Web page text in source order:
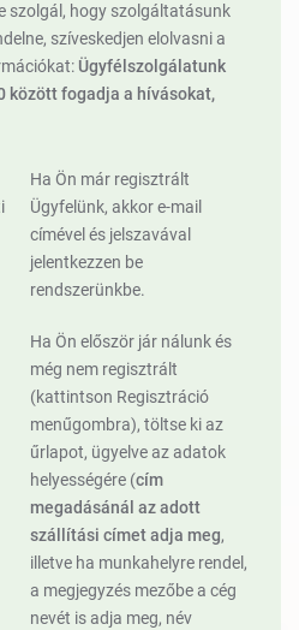
szolgál, hogy szolgáltatásunk
szíveskedjen elolvasni a
Ügyfélszolgálatunk
között fogadja a hívásokat,
Ha Ön már regisztrált
Ügyfelünk, akkor e-mail
címével és jelszavával
jelentkezzen be
rendszerünkbe.
Ha Ön először jár nálunk és
még nem regisztrált
(kattintson Regisztráció
menűgombra), töltse ki az
űrlapot, ügyelve az adatok
helyességére (cím
megadásánál az adott
szállítási címet adja meg,
illetve ha munkahelyre rendel,
a megjegyzés mezőbe a cég
nevét is adja meg, név